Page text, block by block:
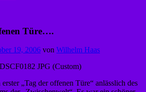
Türe….
19, 2006 von Wilhelm Haas
„Tag der offenen Türe“ anlässlich des